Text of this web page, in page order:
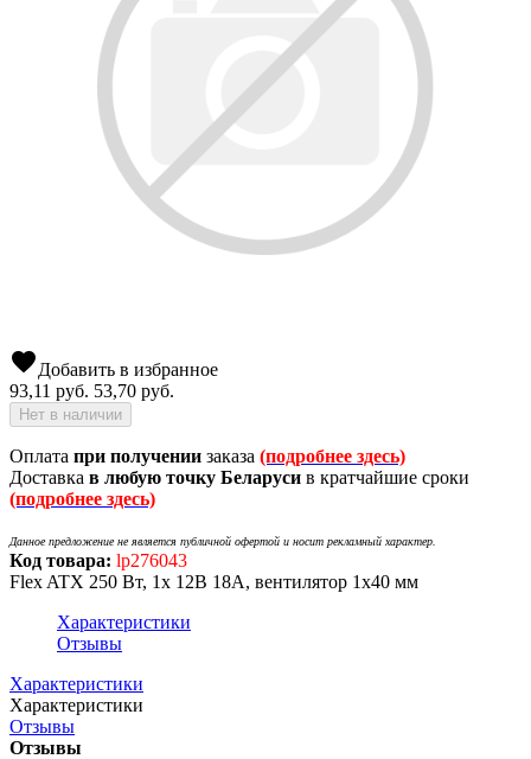
favoriteДобавить в избранное
93,11 руб. 53,70 руб.
Нет в наличии
Оплата при получении заказа (подробнее здесь)
Доставка в любую точку Беларуси в кратчайшие сроки
(подробнее здесь)
Данное предложение не является публичной офертой и носит рекламный характер.
Код товара: lp276043
Flex ATX 250 Вт, 1x 12В 18А, вентилятор 1x40 мм
Характеристики
Отзывы
Характеристики
Характеристики
Отзывы
Отзывы